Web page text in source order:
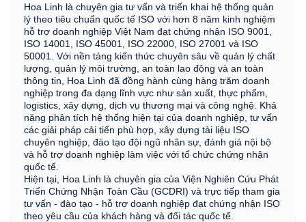
Hoa Linh là chuyên gia tư vấn và triển khai hệ thống quản
lý theo tiêu chuẩn quốc tế ISO với hơn 8 năm kinh nghiệm
hỗ trợ doanh nghiệp Việt Nam đạt chứng nhận ISO 9001,
ISO 14001, ISO 45001, ISO 22000, ISO 27001 và ISO
50001. Với nền tảng kiến thức chuyên sâu về quản lý chất
lượng, quản lý môi trường, an toàn lao động và an toàn
thông tin, Hoa Linh đã đồng hành cùng hàng trăm doanh
nghiệp trong đa dạng lĩnh vực như sản xuất, thực phẩm,
logistics, xây dựng, dịch vụ thương mại và công nghệ. Khả
năng phân tích hệ thống hiện tại của doanh nghiệp, tư vấn
các giải pháp cải tiến phù hợp, xây dựng tài liệu ISO
chuyên nghiệp, đào tạo đội ngũ nhân sự, đánh giá nội bộ
và hỗ trợ doanh nghiệp làm việc với tổ chức chứng nhận
quốc tế.
Hiện tại, Hoa Linh là chuyên gia của Viện Nghiên Cứu Phát
Triển Chứng Nhận Toàn Cầu (GCDRI) và trực tiếp tham gia
tư vấn - đào tạo - hỗ trợ doanh nghiệp đạt chứng nhận ISO
theo yêu cầu của khách hàng và đối tác quốc tế.